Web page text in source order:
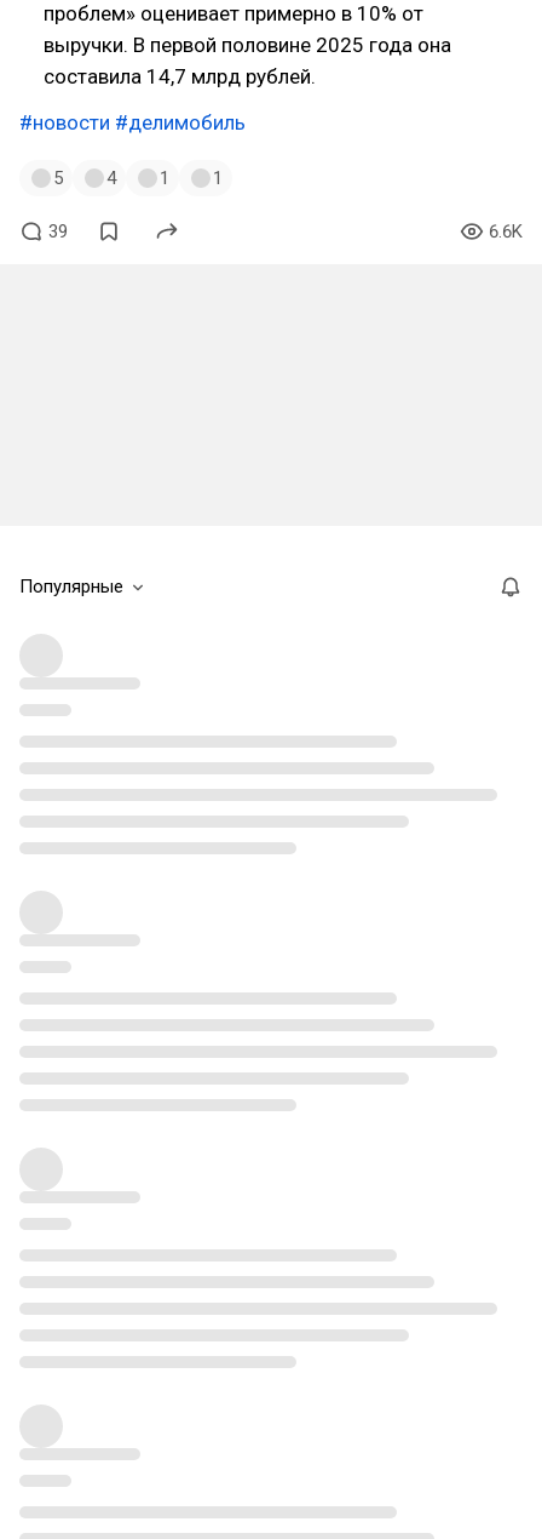
проблем» оценивает примерно в 10% от
выручки. В первой половине 2025 года она
составила 14,7 млрд рублей.
#новости #делимобиль
5 4 1 1
39 6.6K
Популярные